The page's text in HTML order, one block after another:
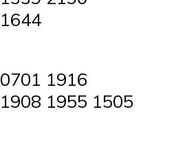
1644
0701 1916
1908 1955 1505